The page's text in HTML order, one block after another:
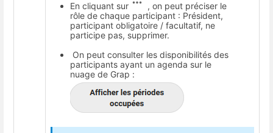
En cliquant sur
, on peut préciser le
rôle de chaque participant : Président,
participant obligatoire / facultatif, ne
participe pas, supprimer.
On peut consulter les disponibilités des
participants ayant un agenda sur le
nuage de Grap :